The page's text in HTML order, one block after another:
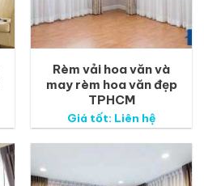
Rèm vải hoa văn và
may rèm hoa văn đẹp
TPHCM
Giá tốt: Liên hệ